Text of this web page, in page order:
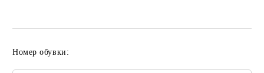
Номер обувки: